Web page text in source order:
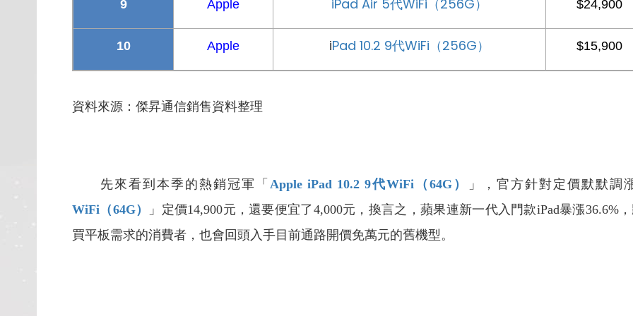
9 Apple iPad Air 5代WiFi（256G） $24,900
10 Apple iPad 10.2 9代WiFi（256G） $15,900
資料來源：傑昇通信銷售資料整理
先來看到本季的熱銷冠軍「Apple iPad 10.2 9代WiFi （64G ）
」，官方針對定價默默調
WiFi （64G）
」定價14,900元，還要便宜了4,000元，換言之，蘋果連新一代入門款iPad暴漲
買平板需求的消費者，也會回頭入手目前通路開價免萬元的舊機型。